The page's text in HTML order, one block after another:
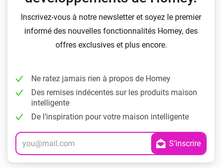
Inscrivez-vous à notre newsletter et soyez le premier
informé des nouvelles fonctionnalités Homey, des
offres exclusives et plus encore.
Ne ratez jamais rien à propos de Homey
Des remises indécentes sur les produits maison
intelligente
De l’inspiration pour votre maison intelligente